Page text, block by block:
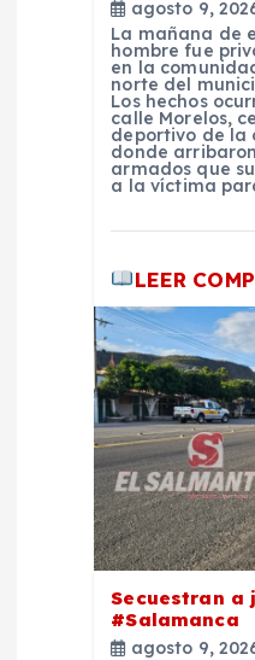
agosto 9,
La mañana de
hombre fue
en la
norte del
Los hechos
calle Morelos,
deportivo de la
donde
armados que
a la víctima
LEER
Secuestran a
#Salamanca
agosto 9,